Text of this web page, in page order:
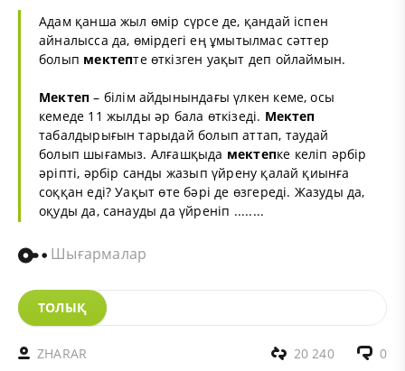
Адам қанша жыл өмір сүрсе де, қандай іспен
айналысса да, өмірдегі ең ұмытылмас сәттер
болып мектепте өткізген уақыт деп ойлаймын.
Мектеп – білім айдынындағы үлкен кеме, осы
кемеде 11 жылды әр бала өткізеді. Мектеп
табалдырығын тарыдай болып аттап, таудай
болып шығамыз. Алғашқыда мектепке келіп әрбір
әріпті, әрбір санды жазып үйрену қалай қиынға
соққан еді? Уақыт өте бәрі де өзгереді. Жазуды да,
оқуды да, санауды да үйреніп ........
Шығармалар
ТОЛЫҚ
ZHARAR 0
20 240